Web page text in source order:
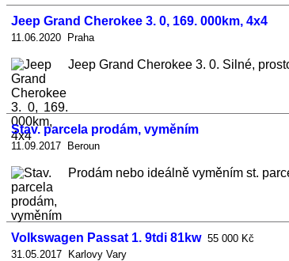
Jeep Grand Cherokee 3. 0, 169. 000km, 4x4
11.06.2020 Praha
Jeep Grand Cherokee 3. 0. Silné,
Stav. parcela prodám, vyměním
11.09.2017 Beroun
Prodám nebo ideálně vyměním st.
Volkswagen Passat 1. 9tdi 81kw 55 000 Kč
31.05.2017 Karlovy Vary